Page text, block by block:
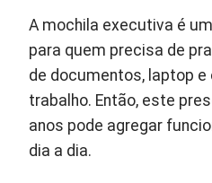
A mochila executiva é
para quem precisa de
de documentos, laptop
trabalho. Então, este
anos pode agregar
dia a dia.